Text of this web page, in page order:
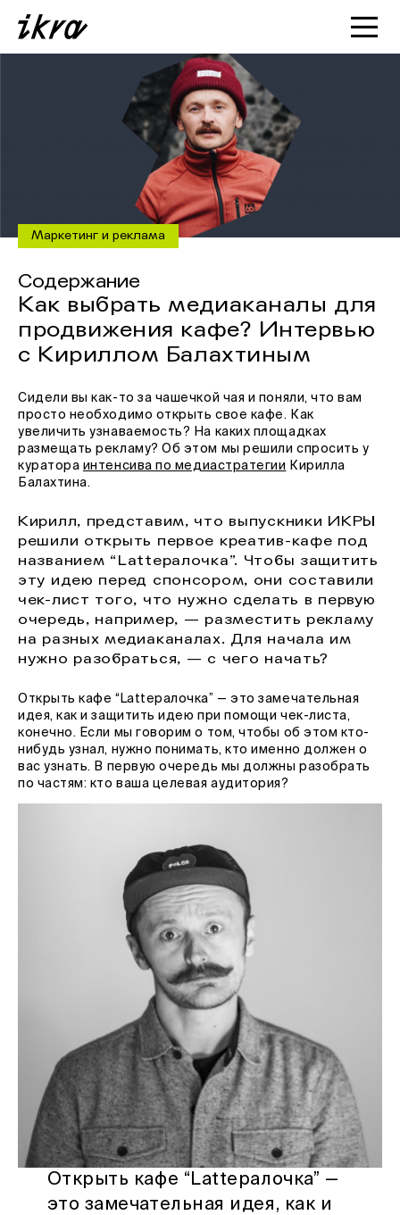
Познакомиться с ИКРОЙ
Статьи
Кейсы
О нас
Маркетинг и реклама
Содержание
Как выбрать медиаканалы для
продвижения кафе? Интервью
с Кириллом Балахтиным
Сидели вы как-то за чашечкой чая и поняли, что вам
просто необходимо открыть свое кафе. Как
увеличить узнаваемость? На каких площадках
размещать рекламу? Об этом мы решили спросить у
куратора интенсива по медиастратегии Кирилла
Балахтина.
Кирилл, представим, что выпускники ИКРЫ
решили открыть первое креатив-кафе под
названием “Latteралочка”. Чтобы защитить
эту идею перед спонсором, они составили
чек-лист того, что нужно сделать в первую
очередь, например, — разместить рекламу
на разных медиаканалах. Для начала им
нужно разобраться, — с чего начать?
Открыть кафе “Latteралочка” — это замечательная
идея, как и защитить идею при помощи чек-листа,
конечно. Если мы говорим о том, чтобы об этом кто-
нибудь узнал, нужно понимать, кто именно должен о
вас узнать. В первую очередь мы должны разобрать
по частям: кто ваша целевая аудитория?
Открыть кафе “Latteралочка” —
это замечательная идея, как и